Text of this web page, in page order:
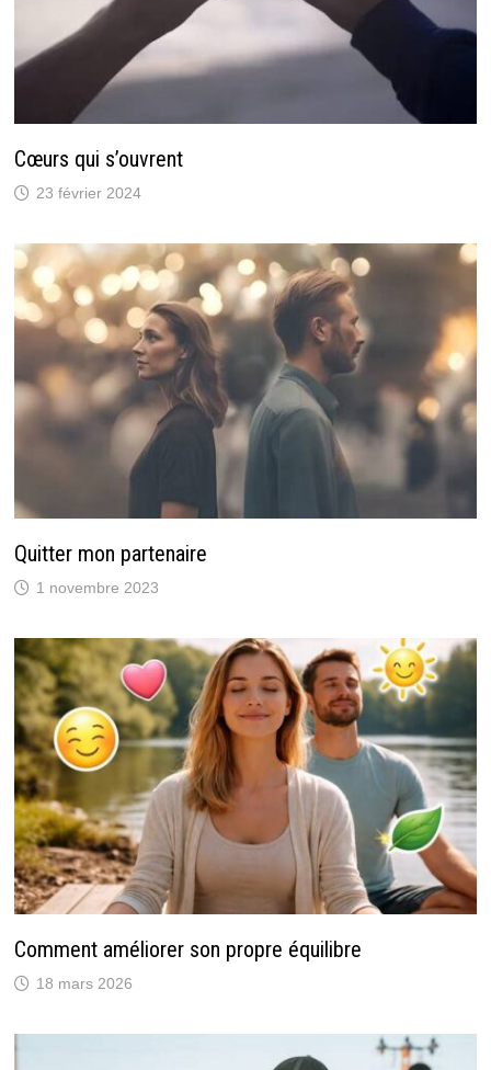
Cœurs qui s’ouvrent
23 février 2024
Quitter mon partenaire
1 novembre 2023
Comment améliorer son propre équilibre
18 mars 2026